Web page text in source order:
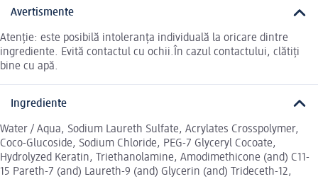
Avertismente
Atenție: este posibilă intoleranța individuală la oricare dintre
ingrediente. Evită contactul cu ochii.În cazul contactului, clătiți
bine cu apă.
Ingrediente
Water / Aqua, Sodium Laureth Sulfate, Acrylates Crosspolymer,
Coco-Glucoside, Sodium Chloride, PEG-7 Glyceryl Cocoate,
Hydrolyzed Keratin, Triethanolamine, Amodimethicone (and) C11-
15 Pareth-7 (and) Laureth-9 (and) Glycerin (and) Trideceth-12,